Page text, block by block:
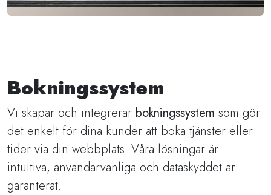
Bokningssystem
Vi skapar och integrerar bokningssystem som gör
det enkelt för dina kunder att boka tjänster eller
tider via din webbplats. Våra lösningar är
intuitiva, användarvänliga och dataskyddet är
garanterat.